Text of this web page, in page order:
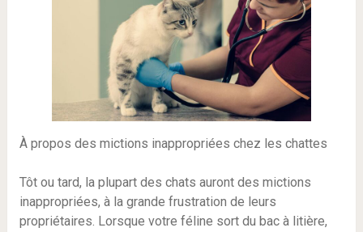
À propos des mictions inappropriées chez les chattes
Tôt ou tard, la plupart des chats auront des mictions
inappropriées, à la grande frustration de leurs
propriétaires. Lorsque votre féline sort du bac à litière,